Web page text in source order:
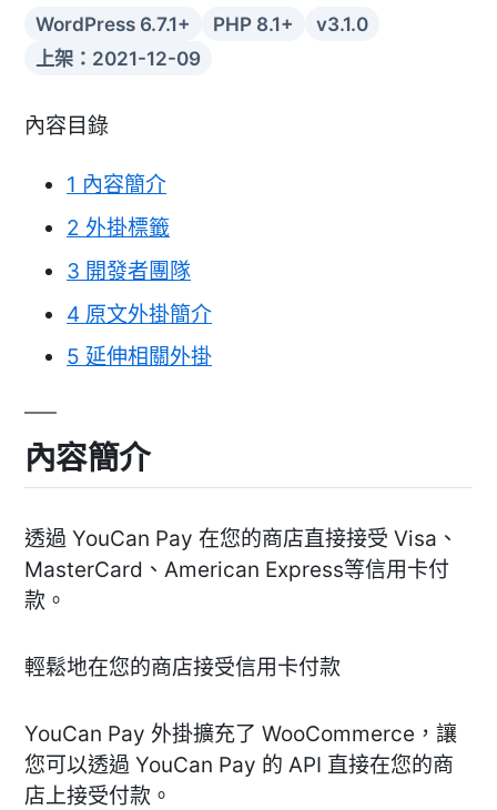
WordPress 6.7.1+ PHP 8.1+
v3.1.0
上架：2021-12-09
內容目錄
1 內容簡介
2 外掛標籤
3 開發者團隊
4 原文外掛簡介
5 延伸相關外掛
內容簡介
透過 YouCan Pay 在您的商店直接接受 Visa、
MasterCard、American Express等信用卡付
款。
輕鬆地在您的商店接受信用卡付款
YouCan Pay 外掛擴充了 WooCommerce，讓
您可以透過 YouCan Pay 的 API 直接在您的商
店上接受付款。